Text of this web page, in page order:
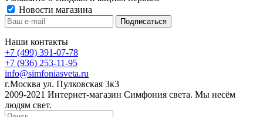
Новости магазина
Наши контакты
+7 (499) 391-07-78
+7 (936) 253-11-95
info@simfoniasveta.ru
г.Москва ул. Пулковская 3к3
2009-2021 Интернет-магазин Симфония света. Мы несём
людям свет.